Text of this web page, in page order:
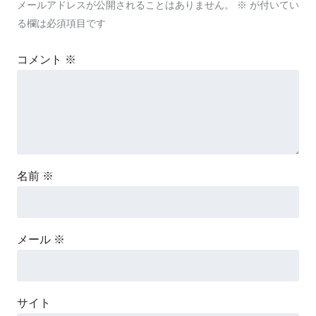
メールアドレスが公開されることはありません。 ※ が付いてい
る欄は必須項目です
コメント ※
名前 ※
メール ※
サイト